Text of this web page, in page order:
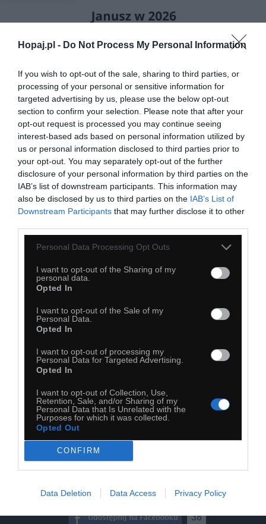
Hopaj.pl - Do Not Process My Personal Information
If you wish to opt-out of the sale, sharing to third parties, or
processing of your personal or sensitive information for
targeted advertising by us, please use the below opt-out
section to confirm your selection. Please note that after your
opt-out request is processed you may continue seeing
interest-based ads based on personal information utilized by
us or personal information disclosed to third parties prior to
your opt-out. You may separately opt-out of the further
disclosure of your personal information by third parties on the
IAB’s list of downstream participants. This information may
also be disclosed by us to third parties on the IAB’s List of
Downstream Participants that may further disclose it to other
Personal Data Processing Opt Outs
I want to opt-out of the Sharing of my
personal data.
Opted In
I want to opt-out of the Sale of my
Personal Data.
Opted In
I want to opt-out of processing my
Personal Data for Targeted Advertising.
Opted In
I want to opt-out of Collection, Use,
Retention, Sale, and/or Sharing of my
Personal Data that Is Unrelated with the
Purposes for which it was collected.
Opted Out
CONFIRM
Data Deletion Data Access Privacy Policy
21
Kopiuj link
Dodaj do ulubionych Dodaj do przyjaciół
Złodziejstwo
38